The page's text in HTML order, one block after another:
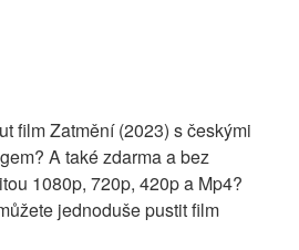
film Zatmění (2023) s českými
A také zdarma a bez
1080p, 720p, 420p a Mp4?
jednoduše pustit film